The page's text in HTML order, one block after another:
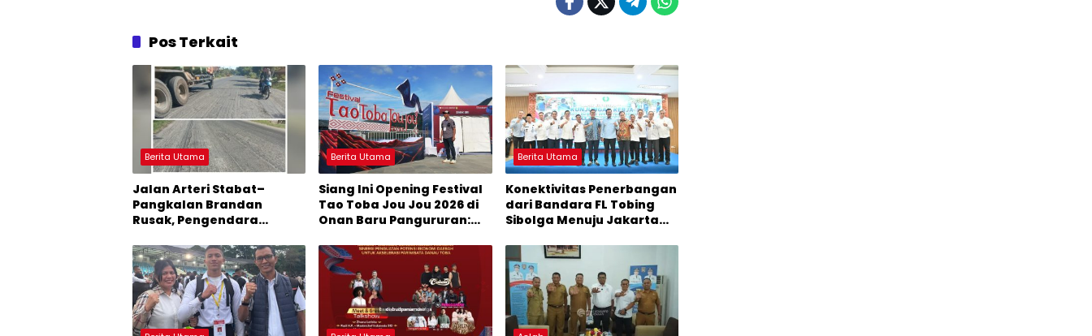
Pos Terkait
Berita Utama
Jalan Arteri Stabat–
Pangkalan Brandan
Rusak, Pengendara
Berita Utama
Siang Ini Opening Festival
Tao Toba Jou Jou 2026 di
Onan Baru Pangururan:
Marsada Band
Berita Utama
Konektivitas Penerbangan
dari Bandara FL Tobing
Sibolga Menuju Jakarta
DPR RI Muhammad Lokot
Nasution